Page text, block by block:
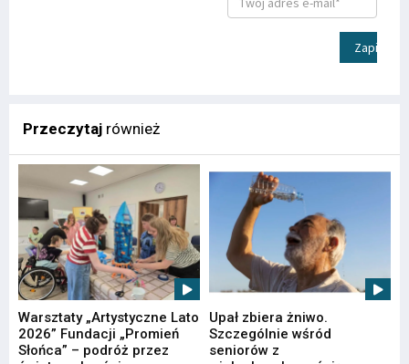
Zapisz
Przeczytaj również
Warsztaty „Artystyczne Lato
2026” Fundacji „Promień
Słońca” – podróż przez
Upał zbiera żniwo.
Szczególnie wśród
seniorów z